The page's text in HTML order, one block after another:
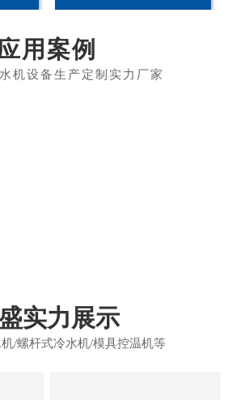
用案例
实力展示
/螺杆式冷水机/模具控温机等